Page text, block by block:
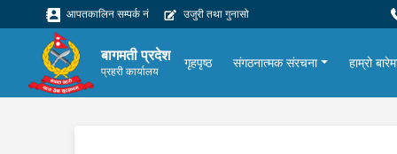
आपतकालिन सम्पर्क नं उजुरी तथा गुनासो
बागमती प्रदेश
प्रहरी कार्यालय
गृहपृष्ठ संगठनात्मक संरचना हाम्रो